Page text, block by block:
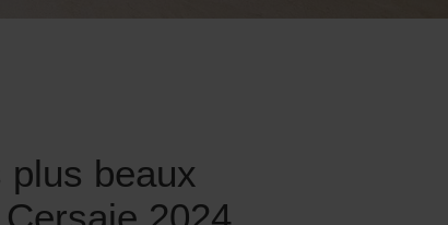
plus beaux